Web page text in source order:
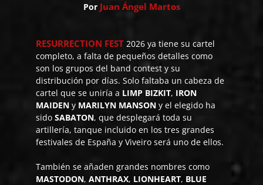
Por Juan Ángel Martos
RESURRECTION FEST 2026 ya tiene su cartel
completo, a falta de pequeños detalles como
son los grupos del band contest y su
distribución por días. Solo faltaba un cabeza de
cartel que se uniría a LIMP BIZKIT, IRON
MAIDEN y MARILYN MANSON y el elegido ha
sidoSABATON, que desplegará toda su
artillería, tanque incluido en los tres grandes
festivales de España y Viveiro será uno de ellos.
También se añaden grandes nombres como
MASTODON,ANTHRAX, LIONHEART, BLUE